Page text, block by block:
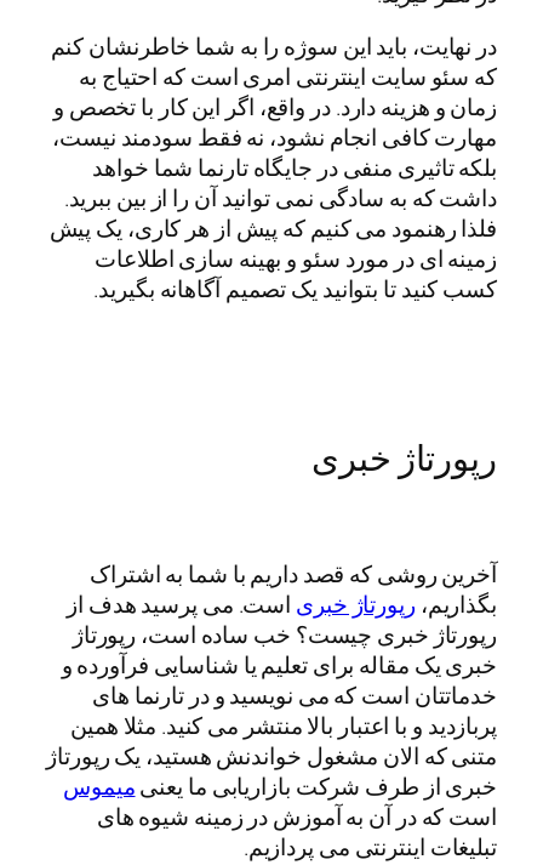
در نهایت، باید این سوژه را به شما خاطرنشان کنم
که سئو سایت اینترنتی امری است که احتیاج به
زمان و هزینه دارد. در واقع، اگر این کار با تخصص و
مهارت کافی انجام نشود، نه فقط سودمند نیست،
بلکه تاثیری منفی در جایگاه تارنما شما خواهد
داشت که به سادگی نمی توانید آن را از بین ببرید.
فلذا رهنمود می کنیم که پیش از هر کاری، یک پیش
زمینه ای در مورد سئو و بهینه سازی اطلاعات
کسب کنید تا بتوانید یک تصمیم آگاهانه بگیرید.
رپورتاژ خبری
آخرین روشی که قصد داریم با شما به اشتراک
بگذاریم، رپورتاژ خبری است. می پرسید هدف از
رپورتاژ خبری چیست؟ خب ساده است، رپورتاژ
خبری یک مقاله برای تعلیم یا شناسایی فرآورده و
خدماتتان است که می نویسید و در تارنما های
پربازدید و با اعتبار بالا منتشر می کنید. مثلا همین
متنی که الان مشغول خواندنش هستید، یک رپورتاژ
خبری از طرف شرکت بازاریابی ما یعنیمیموس
است که در آن به آموزش در زمینه شیوه های
تبلیغات اینترنتی می پردازیم.